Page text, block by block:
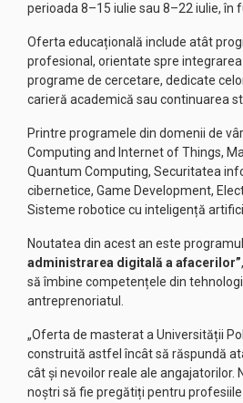
perioada 8–15 iulie sau 8–22 iulie, în
Oferta educațională include atât
profesional, orientate spre
programe de cercetare, dedicate
carieră academică sau continuarea
Printre programele din domenii de
Computing and Internet of Things,
Quantum Computing, Securitatea
cibernetice, Game Development,
Sisteme robotice cu inteligență
Noutatea din acest an este programul
administrarea digitală a afacerilor”
să îmbine competențele din
antreprenoriatul.
„Oferta de masterat a Universității
construită astfel încât să răspundă
cât și nevoilor reale ale angajatorilor.
noștri să fie pregătiți pentru